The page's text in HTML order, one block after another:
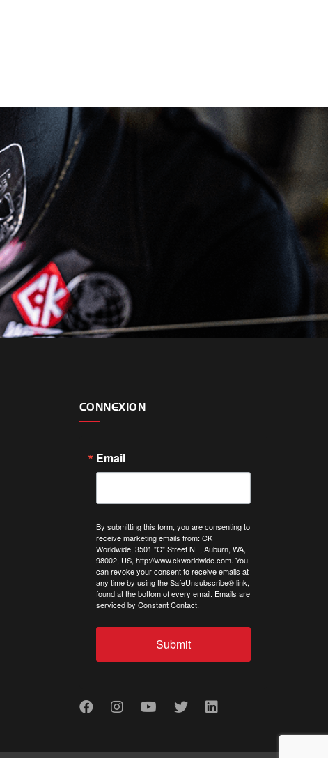
CONNEXION
Email
By submitting this form, you are consenting to
receive marketing emails from: CK
Worldwide, 3501 "C" Street NE, Auburn, WA,
98002, US, http://www.ckworldwide.com. You
can revoke your consent to receive emails at
any time by using the SafeUnsubscribe® link,
found at the bottom of every email. Emails are
serviced by Constant Contact.
Submit
Facebook
Instagram
YoutubeTwitterLinkedIn